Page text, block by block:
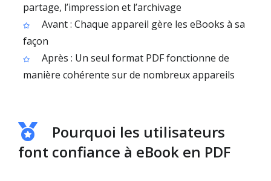
partage, l’impression et l’archivage
Avant : Chaque appareil gère les eBooks à sa
façon
Après : Un seul format PDF fonctionne de
manière cohérente sur de nombreux appareils
Pourquoi les utilisateurs
font confiance à eBook en PDF